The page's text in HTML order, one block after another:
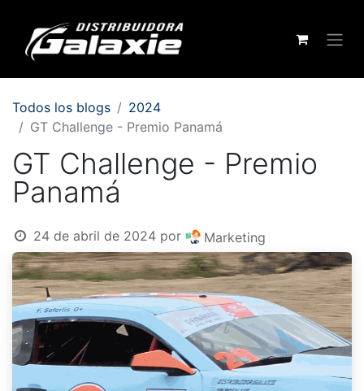
Todos los blogs
2024
GT Challenge - Premio Panamá
GT Challenge - Premio
Panamá
24 de abril de 2024 por Marketing